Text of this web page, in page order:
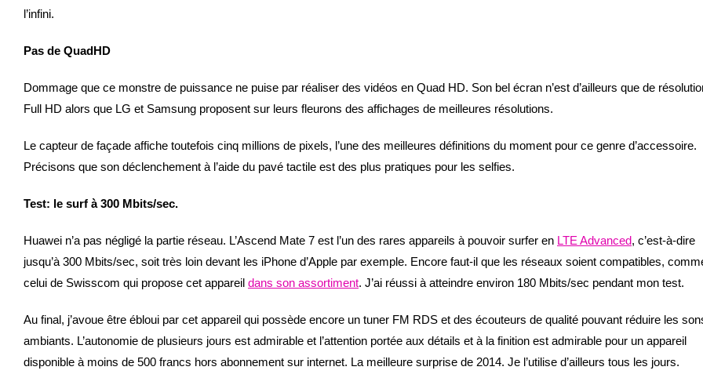
l’infini.
Pas de QuadHD
Dommage que ce monstre de puissance ne puise par réaliser des vidéos en Quad HD. Son bel écran n’est d’ailleurs que de
Full HD alors que LG et Samsung proposent sur leurs fleurons des affichages de meilleures résolutions.
Le capteur de façade affiche toutefois cinq millions de pixels, l’une des meilleures définitions du moment pour ce genre d’accessoire.
Précisons que son déclenchement à l’aide du pavé tactile est des plus pratiques pour les selfies.
Test: le surf à 300 Mbits/sec.
Huawei n’a pas négligé la partie réseau. L’Ascend Mate 7 est l’un des rares appareils à pouvoir surfer en LTE Advanced, c’est-à-dire
jusqu’à 300 Mbits/sec, soit très loin devant les iPhone d’Apple par exemple. Encore faut-il que les réseaux soient compatibles,
celui de Swisscom qui propose cet appareil dans son assortiment. J’ai réussi à atteindre environ 180 Mbits/sec pendant mon test.
Au final, j’avoue être ébloui par cet appareil qui possède encore un tuner FM RDS et des écouteurs de qualité pouvant réduire les
ambiants. L’autonomie de plusieurs jours est admirable et l’attention portée aux détails et à la finition est admirable pour un appareil
disponible à moins de 500 francs hors abonnement sur internet. La meilleure surprise de 2014. Je l’utilise d’ailleurs tous les jours.